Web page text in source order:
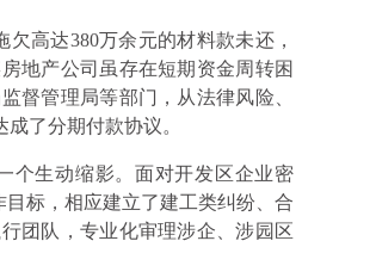
高达380万余元的材料款未还，
地产公司虽存在短期资金周转困
督管理局等部门，从法律风险、
了分期付款协议。
个生动缩影。面对开发区企业密
标，相应建立了建工类纠纷、合
团队，专业化审理涉企、涉园区